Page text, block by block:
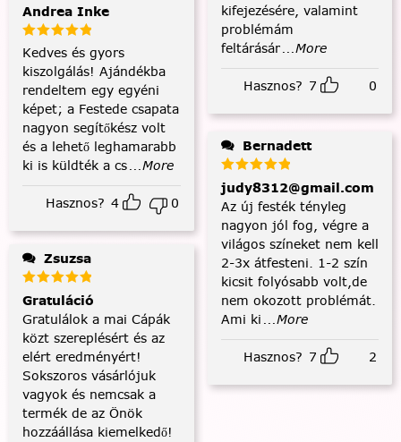
Andrea Inke
Kedves és gyors
kiszolgálás! Ajándékba
rendeltem egy egyéni
képet; a Festede csapata
nagyon segítőkész volt
és a lehető leghamarabb
ki is küldték a cs...More
Hasznos? 4 0
Zsuzsa
Gratuláció
Gratulálok a mai Cápák
közt szereplésért és az
elért eredményért!
Sokszoros vásárlójuk
vagyok és nemcsak a
termék de az Önök
hozzáállása kiemelkedő!
kifejezésére, valamint
problémám
feltárásár...More
Hasznos? 7 0
Bernadett
judy8312@gmail.com
Az új festék tényleg
nagyon jól fog, végre a
világos színeket nem kell
2-3x átfesteni. 1-2 szín
kicsit folyósabb volt,de
nem okozott problémát.
Ami ki ...More
Hasznos? 7 2